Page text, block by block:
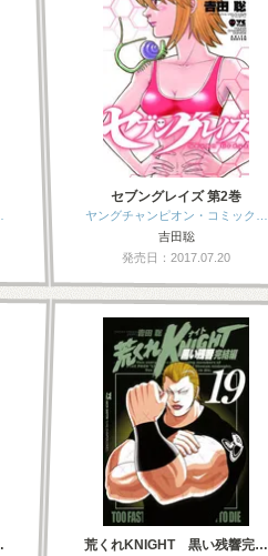
セブングレイズ 第2巻
ヤングチャンピオン・コミック…
吉田聡
発売日：2017.07.20
荒くれKNIGHT 黒い残響完…